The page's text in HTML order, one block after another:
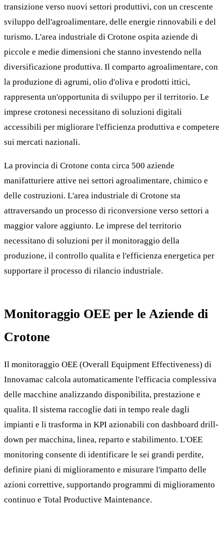
transizione verso nuovi settori produttivi, con un crescente
sviluppo dell'agroalimentare, delle energie rinnovabili e del
turismo. L'area industriale di Crotone ospita aziende di
piccole e medie dimensioni che stanno investendo nella
diversificazione produttiva. Il comparto agroalimentare, con
la produzione di agrumi, olio d'oliva e prodotti ittici,
rappresenta un'opportunita di sviluppo per il territorio. Le
imprese crotonesi necessitano di soluzioni digitali
accessibili per migliorare l'efficienza produttiva e competere
sui mercati nazionali.
La provincia di Crotone conta circa 500 aziende
manifatturiere attive nei settori agroalimentare, chimico e
delle costruzioni. L'area industriale di Crotone sta
attraversando un processo di riconversione verso settori a
maggior valore aggiunto. Le imprese del territorio
necessitano di soluzioni per il monitoraggio della
produzione, il controllo qualita e l'efficienza energetica per
supportare il processo di rilancio industriale.
Monitoraggio OEE per le Aziende di
Crotone
Il monitoraggio OEE (Overall Equipment Effectiveness) di
Innovamac calcola automaticamente l'efficacia complessiva
delle macchine analizzando disponibilita, prestazione e
qualita. Il sistema raccoglie dati in tempo reale dagli
impianti e li trasforma in KPI azionabili con dashboard drill-
down per macchina, linea, reparto e stabilimento. L'OEE
monitoring consente di identificare le sei grandi perdite,
definire piani di miglioramento e misurare l'impatto delle
azioni correttive, supportando programmi di miglioramento
continuo e Total Productive Maintenance.